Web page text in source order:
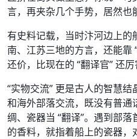
言，再夹杂几个手势，居然也
有史料记载，当时汴河边上
南、江苏三地的方言，还能靠
还价，比现在的 “翻译官” 还厉
“实物交流” 更是古人的智慧
和海外部落交流，既没有普
绸、瓷器当 “翻译”。遇到部
的香料，就指着船上的瓷器